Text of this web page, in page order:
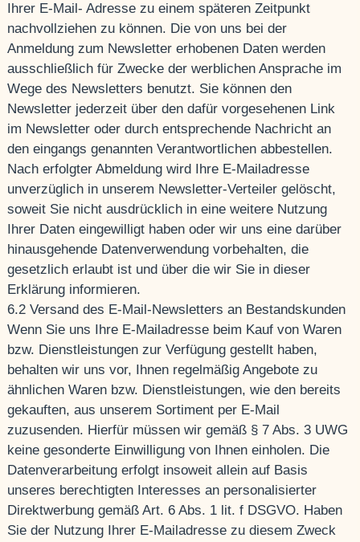
Ihrer E-Mail- Adresse zu einem späteren Zeitpunkt
nachvollziehen zu können. Die von uns bei der
Anmeldung zum Newsletter erhobenen Daten werden
ausschließlich für Zwecke der werblichen Ansprache im
Wege des Newsletters benutzt. Sie können den
Newsletter jederzeit über den dafür vorgesehenen Link
im Newsletter oder durch entsprechende Nachricht an
den eingangs genannten Verantwortlichen abbestellen.
Nach erfolgter Abmeldung wird Ihre E-Mailadresse
unverzüglich in unserem Newsletter-Verteiler gelöscht,
soweit Sie nicht ausdrücklich in eine weitere Nutzung
Ihrer Daten eingewilligt haben oder wir uns eine darüber
hinausgehende Datenverwendung vorbehalten, die
gesetzlich erlaubt ist und über die wir Sie in dieser
Erklärung informieren.
6.2 Versand des E-Mail-Newsletters an Bestandskunden
Wenn Sie uns Ihre E-Mailadresse beim Kauf von Waren
bzw. Dienstleistungen zur Verfügung gestellt haben,
behalten wir uns vor, Ihnen regelmäßig Angebote zu
ähnlichen Waren bzw. Dienstleistungen, wie den bereits
gekauften, aus unserem Sortiment per E-Mail
zuzusenden. Hierfür müssen wir gemäß § 7 Abs. 3 UWG
keine gesonderte Einwilligung von Ihnen einholen. Die
Datenverarbeitung erfolgt insoweit allein auf Basis
unseres berechtigten Interesses an personalisierter
Direktwerbung gemäß Art. 6 Abs. 1 lit. f DSGVO. Haben
Sie der Nutzung Ihrer E-Mailadresse zu diesem Zweck